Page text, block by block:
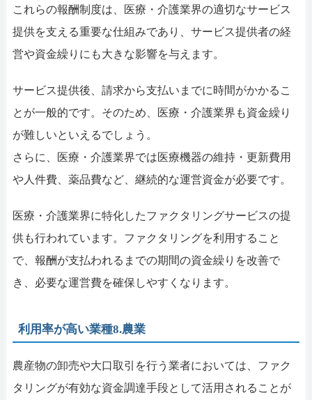
これらの報酬制度は、医療・介護業界の適切なサービス
提供を支える重要な仕組みであり、サービス提供者の経
営や資金繰りにも大きな影響を与えます。
サービス提供後、請求から支払いまでに時間がかかるこ
とが一般的です。そのため、医療・介護業界も資金繰り
が難しいといえるでしょう。
さらに、医療・介護業界では医療機器の維持・更新費用
や人件費、薬品費など、継続的な運営資金が必要です。
医療・介護業界に特化したファクタリングサービスの提
供も行われています。ファクタリングを利用すること
で、報酬が支払われるまでの期間の資金繰りを改善で
き、必要な運営費を確保しやすくなります。
利用率が高い業種8.農業
農産物の卸売や大口取引を行う業者においては、ファク
タリングが有効な資金調達手段として活用されることが